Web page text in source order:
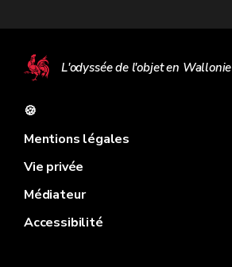
L'odyssée de l'objet en Wallonie
🍪
Mentions légales
Vie privée
Médiateur
Accessibilité